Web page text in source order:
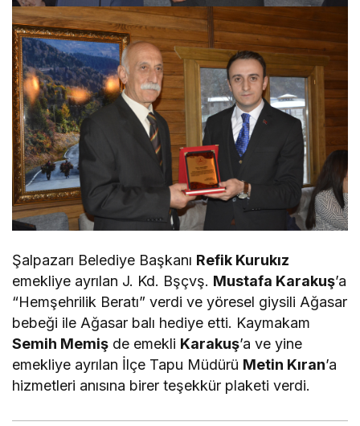
Şalpazarı Belediye Başkanı Refik Kurukız
emekliye ayrılan J. Kd. Bşçvş. Mustafa Karakuş’a
“Hemşehrilik Beratı” verdi ve yöresel giysili Ağasar
bebeği ile Ağasar balı hediye etti. Kaymakam
Semih Memiş de emekli Karakuş’a ve yine
emekliye ayrılan İlçe Tapu Müdürü Metin Kıran’a
hizmetleri anısına birer teşekkür plaketi verdi.